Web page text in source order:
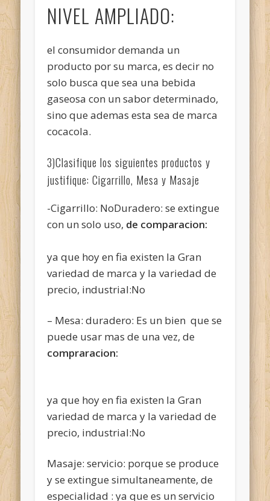
NIVEL AMPLIADO:
el consumidor demanda un
producto por su marca, es decir no
solo busca que sea una bebida
gaseosa con un sabor determinado,
sino que ademas esta sea de marca
cocacola.
3)Clasifique los siguientes productos y
justifique: Cigarrillo, Mesa y Masaje
-Cigarrillo: NoDuradero: se extingue
con un solo uso, de comparacion:
ya que hoy en fia existen la Gran
variedad de marca y la variedad de
precio, industrial:No
– Mesa: duradero: Es un bien que se
puede usar mas de una vez, de
compraracion:
ya que hoy en fia existen la Gran
variedad de marca y la variedad de
precio, industrial:No
Masaje: servicio: porque se produce
y se extingue simultaneamente, de
especialidad : ya que es un servicio